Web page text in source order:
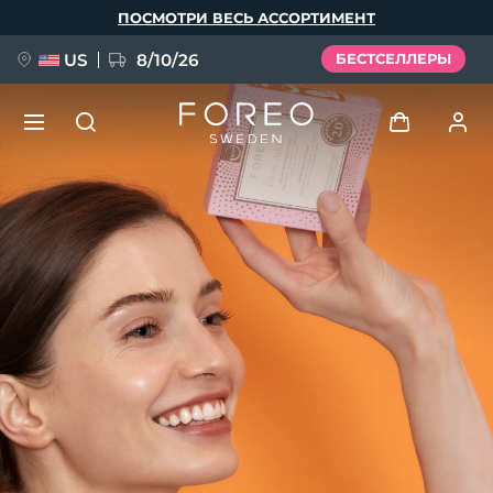
ПОСМОТРИ ВЕСЬ АССОРТИМЕНТ
US 8/10/26 БЕСТСЕЛЛЕРЫ
Профиль пользователя
Мои приборы
Мои заказы
Мои адреса
Мои подписки
НОВИНКА
FAQ™ Pure Beauty-Tech Elixir
BREAKING NEWS
issa™ Teeth Whitening Set
Язык
English Deutsch
Español
Français
Italiano
Português
Polski
Svenska
Русский
Türkçe
简体中文